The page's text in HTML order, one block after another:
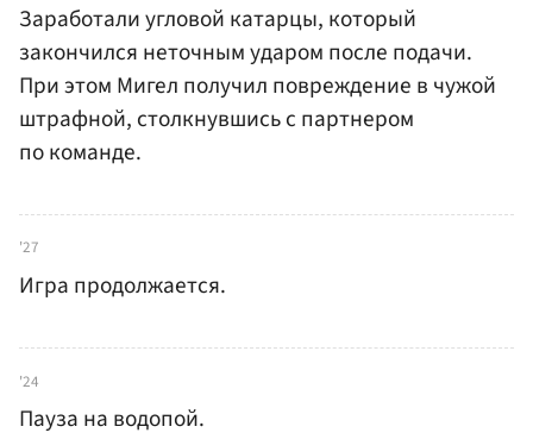
Заработали угловой катарцы, который
закончился неточным ударом после подачи.
При этом Мигел получил повреждение в чужой
штрафной, столкнувшись с партнером
по команде.
'27
Игра продолжается.
'24
Пауза на водопой.